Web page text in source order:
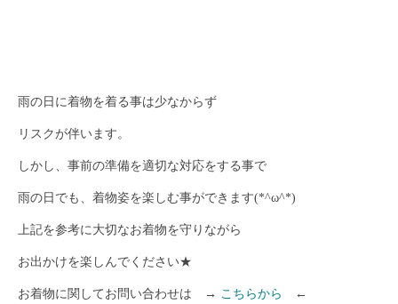
雨の日に着物を着る事は少なからず
リスクが伴います。
しかし、事前の準備を適切な対応をする事で
雨の日でも、着物姿を楽しむ事ができます(*^ω^*)
上記を参考に大切なお着物を守りながら
お出かけを楽しんでください★
お着物に関してお問い合わせは → こちらから ←